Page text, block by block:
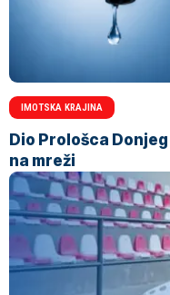
IMOTSKA KRAJINA
Dio Prološca
na mreži